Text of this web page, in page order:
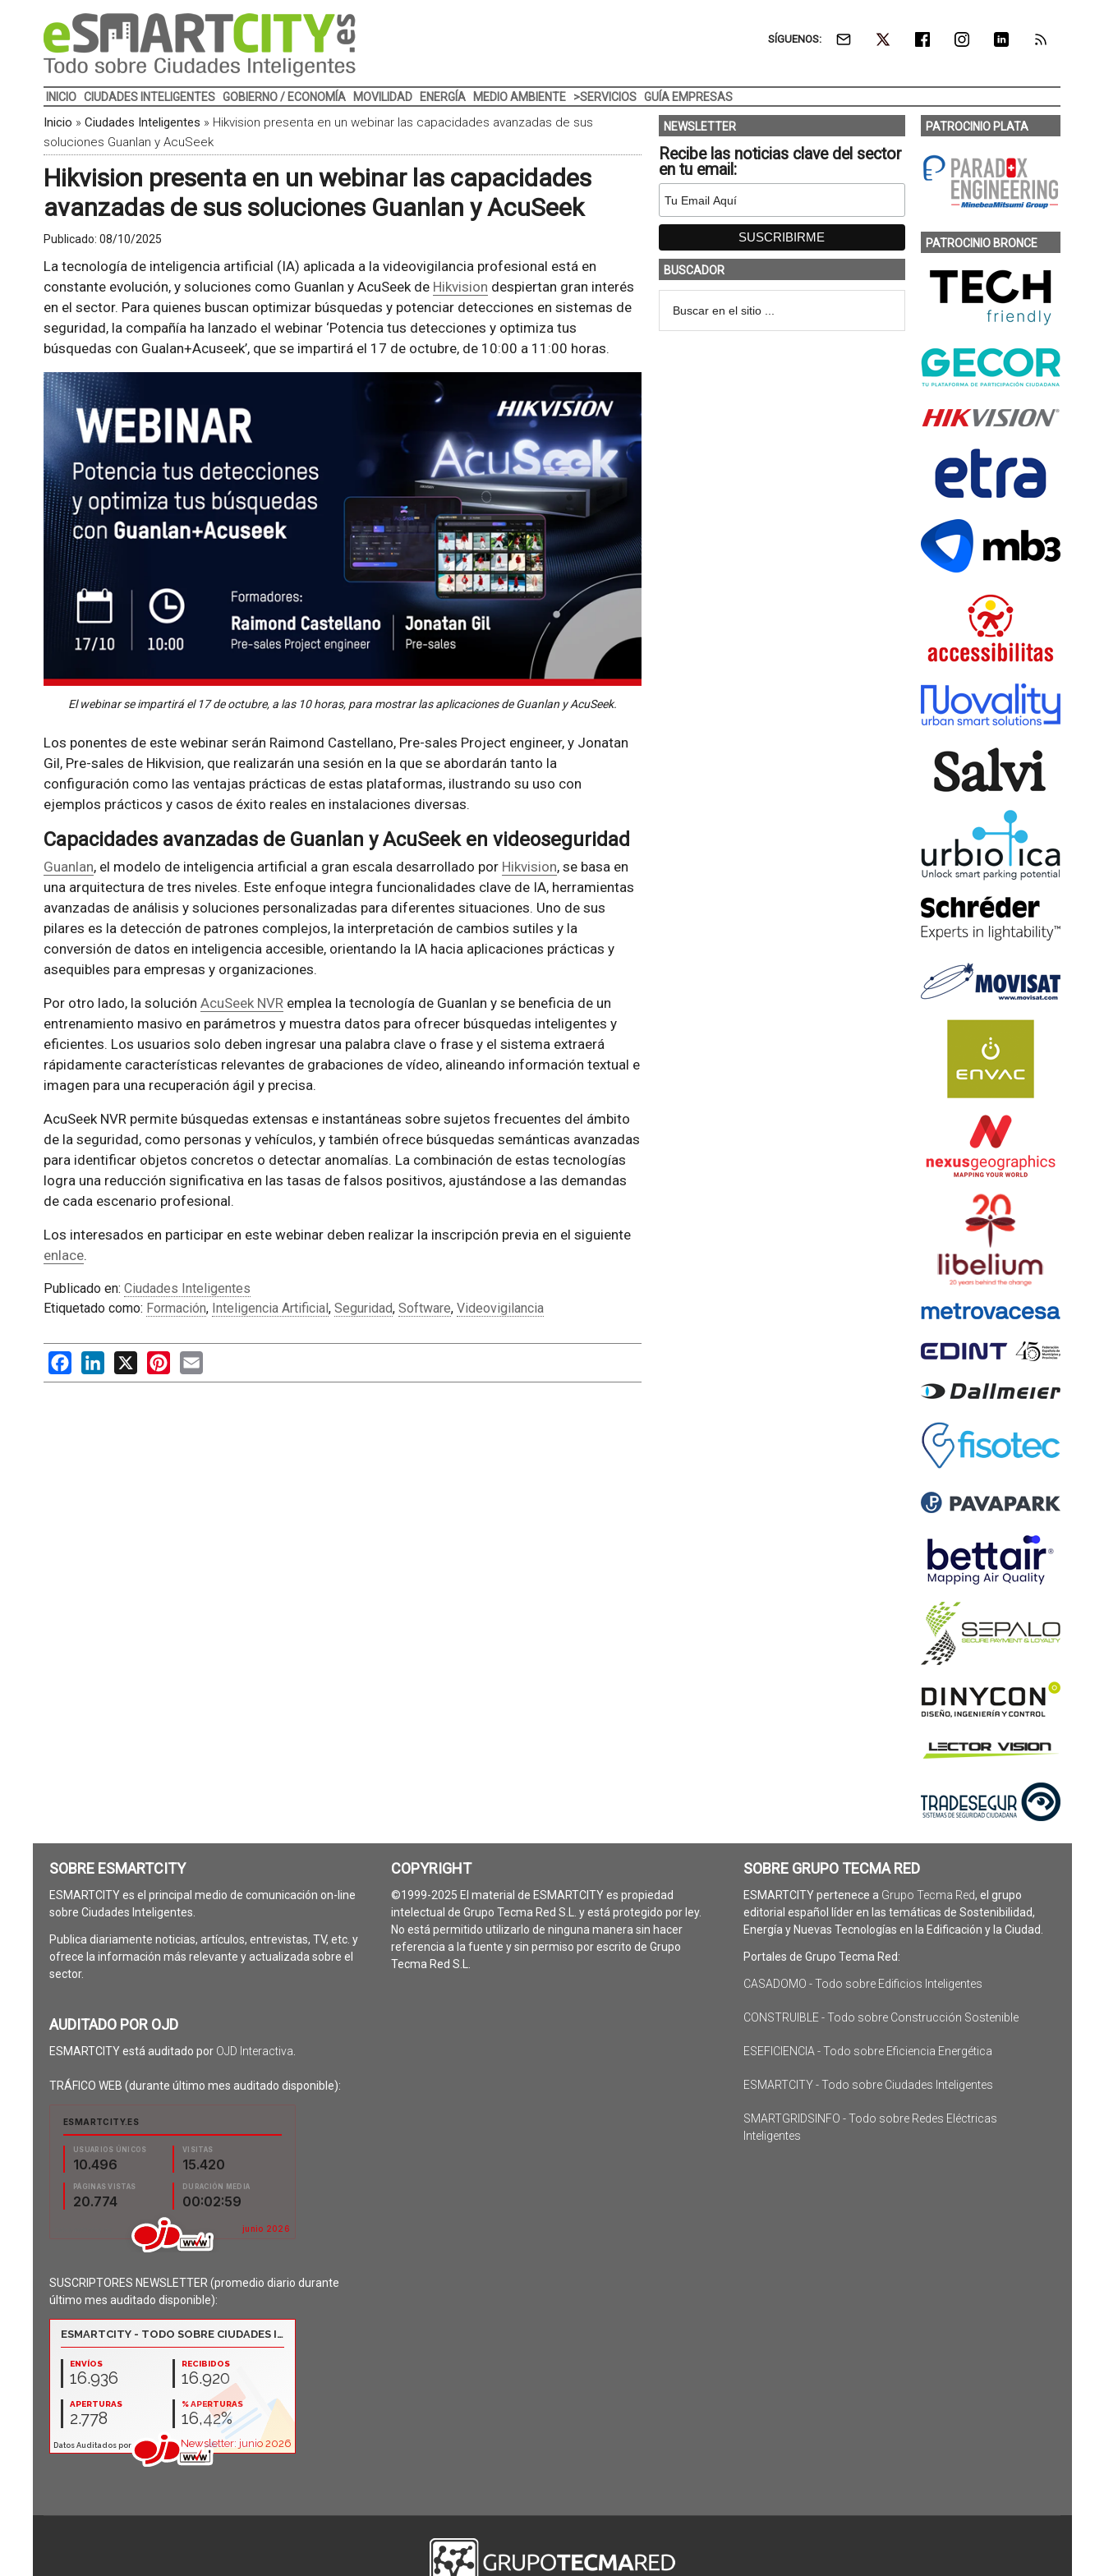
SÍGUENOS:
INICIO CIUDADES INTELIGENTES GOBIERNO / ECONOMÍA MOVILIDAD ENERGÍA MEDIO AMBIENTE >SERVICIOS GUÍA EMPRESAS
Inicio » Ciudades Inteligentes » Hikvision presenta en un webinar las capacidades avanzadas de sus
soluciones Guanlan y AcuSeek
Hikvision presenta en un webinar las capacidades
avanzadas de sus soluciones Guanlan y AcuSeek
Publicado: 08/10/2025
La tecnología de inteligencia artificial (IA) aplicada a la videovigilancia profesional está en
constante evolución, y soluciones como Guanlan y AcuSeek de Hikvision despiertan gran interés
en el sector. Para quienes buscan optimizar búsquedas y potenciar detecciones en sistemas de
seguridad, la compañía ha lanzado el webinar ‘Potencia tus detecciones y optimiza tus
búsquedas con Gualan+Acuseek’, que se impartirá el 17 de octubre, de 10:00 a 11:00 horas.
El webinar se impartirá el 17 de octubre, a las 10 horas, para mostrar las aplicaciones de Guanlan y AcuSeek.
Los ponentes de este webinar serán Raimond Castellano, Pre-sales Project engineer, y Jonatan
Gil, Pre-sales de Hikvision, que realizarán una sesión en la que se abordarán tanto la
configuración como las ventajas prácticas de estas plataformas, ilustrando su uso con
ejemplos prácticos y casos de éxito reales en instalaciones diversas.
Capacidades avanzadas de Guanlan y AcuSeek en videoseguridad
Guanlan, el modelo de inteligencia artificial a gran escala desarrollado por Hikvision, se basa en
una arquitectura de tres niveles. Este enfoque integra funcionalidades clave de IA, herramientas
avanzadas de análisis y soluciones personalizadas para diferentes situaciones. Uno de sus
pilares es la detección de patrones complejos, la interpretación de cambios sutiles y la
conversión de datos en inteligencia accesible, orientando la IA hacia aplicaciones prácticas y
asequibles para empresas y organizaciones.
Por otro lado, la solución AcuSeek NVRemplea la tecnología de Guanlan y se beneficia de un
entrenamiento masivo en parámetros y muestra datos para ofrecer búsquedas inteligentes y
eficientes. Los usuarios solo deben ingresar una palabra clave o frase y el sistema extraerá
rápidamente características relevantes de grabaciones de vídeo, alineando información textual e
imagen para una recuperación ágil y precisa.
AcuSeek NVR permite búsquedas extensas e instantáneas sobre sujetos frecuentes del ámbito
de la seguridad, como personas y vehículos, y también ofrece búsquedas semánticas avanzadas
para identificar objetos concretos o detectar anomalías. La combinación de estas tecnologías
logra una reducción significativa en las tasas de falsos positivos, ajustándose a las demandas
de cada escenario profesional.
Los interesados en participar en este webinar deben realizar la inscripción previa en el siguiente
enlace.
Publicado en: Ciudades Inteligentes
Etiquetado como: Formación, Inteligencia Artificial , Seguridad, Software, Videovigilancia
FacebookLinkedIn Pinterest
NEWSLETTER
Recibe las noticias clave del sector
en tu email:
BUSCADOR
PATROCINIO PLATA
PATROCINIO BRONCE
SOBRE ESMARTCITY
ESMARTCITY es el principal medio de comunicación on-line
sobre Ciudades Inteligentes.
Publica diariamente noticias, artículos, entrevistas, TV, etc. y
ofrece la información más relevante y actualizada sobre el
sector.
AUDITADO POR OJD
ESMARTCITY está auditado por OJD Interactiva
TRÁFICO WEB (durante último mes auditado disponible):
SUSCRIPTORES NEWSLETTER (promedio diario durante
último mes auditado disponible):
COPYRIGHT
©1999-2025 El material de ESMARTCITY es propiedad
intelectual de Grupo Tecma Red S.L. y está protegido por ley.
No está permitido utilizarlo de ninguna manera sin hacer
referencia a la fuente y sin permiso por escrito de Grupo
Tecma Red S.L.
SOBRE GRUPO TECMA RED
ESMARTCITY pertenece a Grupo Tecma Red, el grupo
editorial español líder en las temáticas de Sostenibilidad,
Energía y Nuevas Tecnologías en la Edificación y la Ciudad.
Portales de Grupo Tecma Red:
CASADOMO - Todo sobre Edificios Inteligentes
CONSTRUIBLE - Todo sobre Construcción Sostenible
ESEFICIENCIA - Todo sobre Eficiencia Energética
ESMARTCITY - Todo sobre Ciudades Inteligentes
SMARTGRIDSINFO - Todo sobre Redes Eléctricas
Inteligentes